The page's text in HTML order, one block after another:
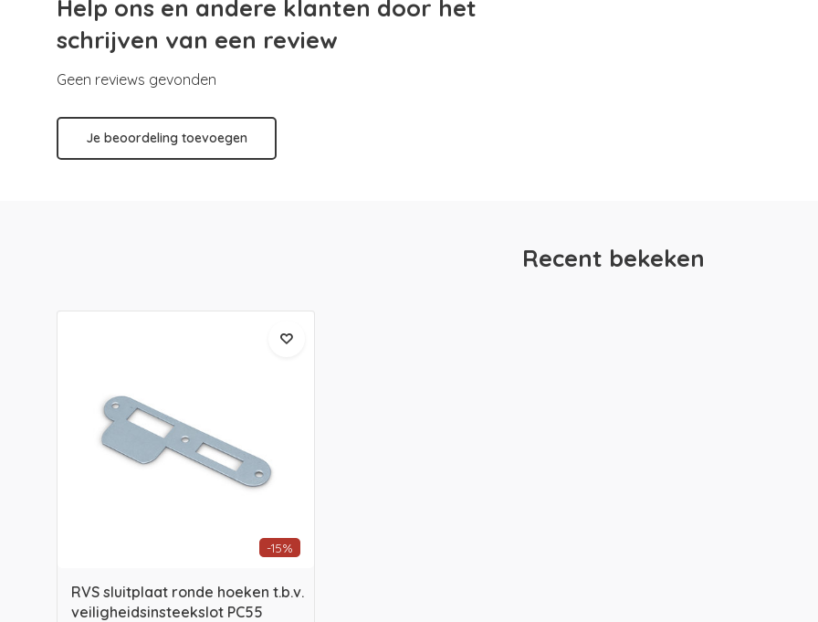
Help ons en andere klanten door het
schrijven van een review
Geen reviews gevonden
Je beoordeling toevoegen
Recent bekeken
-15%
RVS sluitplaat ronde hoeken t.b.v.
veiligheidsinsteekslot PC55